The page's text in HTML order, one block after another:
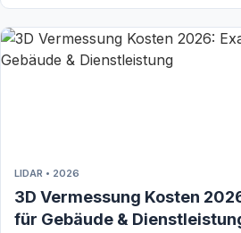
LIDAR • 2026
3D Vermessung Kosten
für Gebäude &